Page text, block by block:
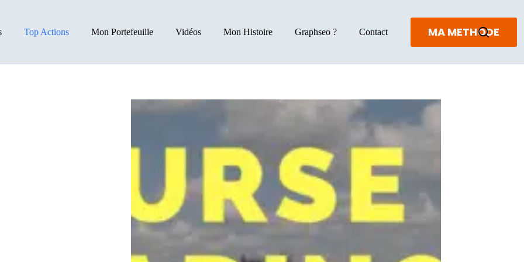
Top Actions Mon Portefeuille Vidéos Mon Histoire Graphseo ? Contact MA METHODE